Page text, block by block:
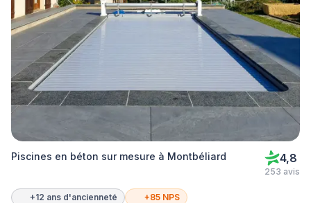
Piscines en béton sur mesure à Montbéliard 4,8
253 avis
+12 ans d'ancienneté +85 NPS